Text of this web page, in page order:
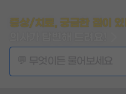
증상/치료, 궁금한 점이